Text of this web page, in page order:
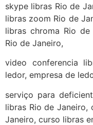
skype libras Rio de
libras zoom Rio de
libras chroma Rio
Rio de Janeiro,
video conferencia
ledor, empresa de
serviço para
libras Rio de Janeiro,
Janeiro, curso libras